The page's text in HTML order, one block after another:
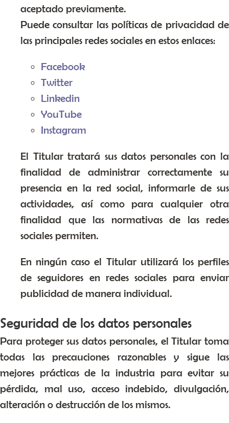
aceptado previamente.
Puede consultar las políticas de privacidad de
las principales redes sociales en estos enlaces:
Facebook
Twitter
Linkedin
YouTube
Instagram
El Titular tratará sus datos personales con la
finalidad de administrar correctamente su
presencia en la red social, informarle de sus
actividades, así como para cualquier otra
finalidad que las normativas de las redes
sociales permiten.
En ningún caso el Titular utilizará los perfiles
de seguidores en redes sociales para enviar
publicidad de manera individual.
Seguridad de los datos personales
Para proteger sus datos personales, el Titular toma
todas las precauciones razonables y sigue las
mejores prácticas de la industria para evitar su
pérdida, mal uso, acceso indebido, divulgación,
alteración o destrucción de los mismos.